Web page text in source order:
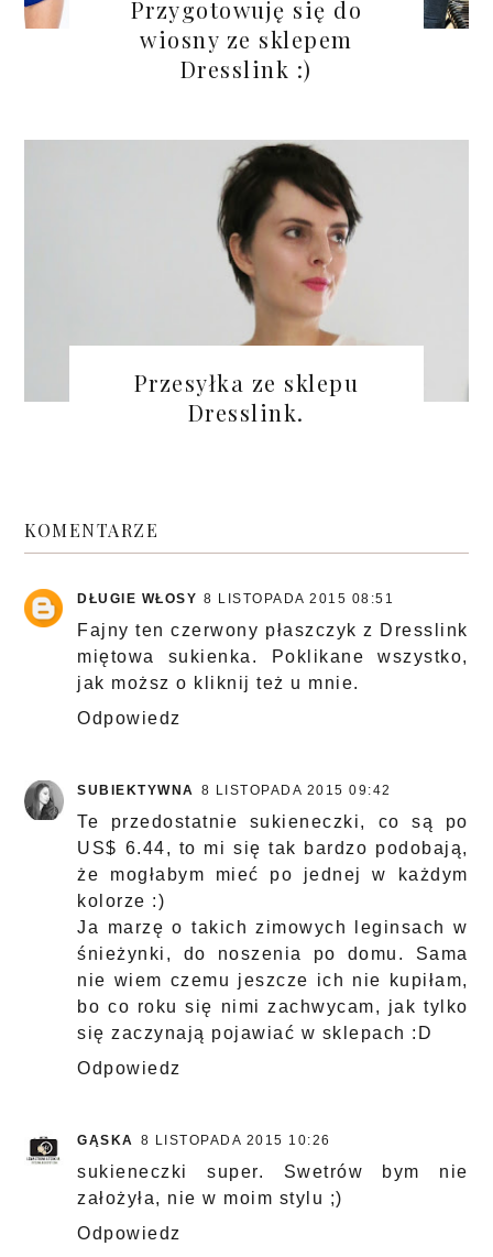
Przygotowuję się do
wiosny ze sklepem
Dresslink :)
Przesyłka ze sklepu
Dresslink.
KOMENTARZE
DŁUGIE WŁOSY 8 LISTOPADA 2015 08:51
Fajny ten czerwony płaszczyk z Dresslink
miętowa sukienka. Poklikane wszystko,
jak moższ o kliknij też u mnie.
Odpowiedz
SUBIEKTYWNA 8 LISTOPADA 2015 09:42
Te przedostatnie sukieneczki, co są po
US$ 6.44, to mi się tak bardzo podobają,
że mogłabym mieć po jednej w każdym
kolorze :)
Ja marzę o takich zimowych leginsach w
śnieżynki, do noszenia po domu. Sama
nie wiem czemu jeszcze ich nie kupiłam,
bo co roku się nimi zachwycam, jak tylko
się zaczynają pojawiać w sklepach :D
Odpowiedz
GĄSKA 8 LISTOPADA 2015 10:26
sukieneczki super. Swetrów bym nie
założyła, nie w moim stylu ;)
Odpowiedz